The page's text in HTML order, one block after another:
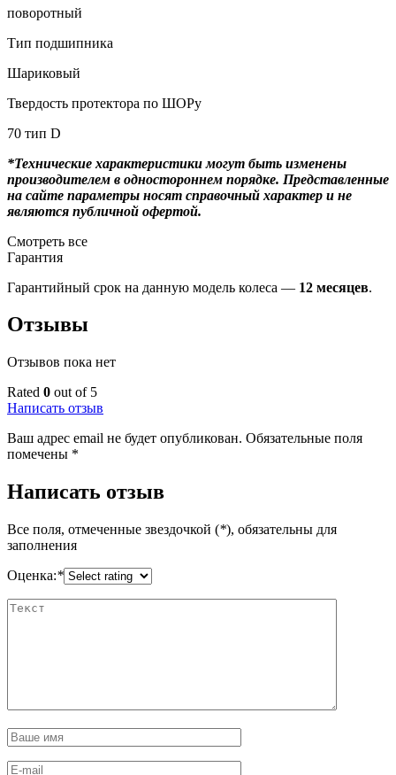
поворотный
Тип подшипника
Шариковый
Твердость протектора по ШОРу
70 тип D
*Технические характеристики могут быть изменены
производителем в одностороннем порядке. Представленные
на сайте параметры носят справочный характер и не
являются публичной офертой.
Смотреть все
Гарантия
Гарантийный срок на данную модель колеса — 12 месяцев.
Отзывы
Отзывов пока нет
Rated 0 out of 5
Написать отзыв
Ваш адрес email не будет опубликован. Обязательные поля
помечены *
Написать отзыв
Все поля, отмеченные звездочкой (*), обязательны для
заполнения
Оценка:*